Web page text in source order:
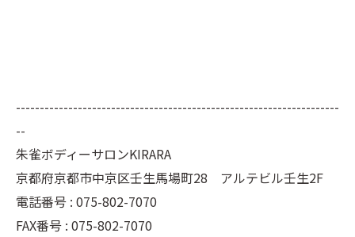
--------------------------------------------------------------------
--
朱雀ボディーサロンKIRARA
京都府京都市中京区壬生馬場町28 アルテビル壬生2F
電話番号 : 075-802-7070
FAX番号 : 075-802-7070